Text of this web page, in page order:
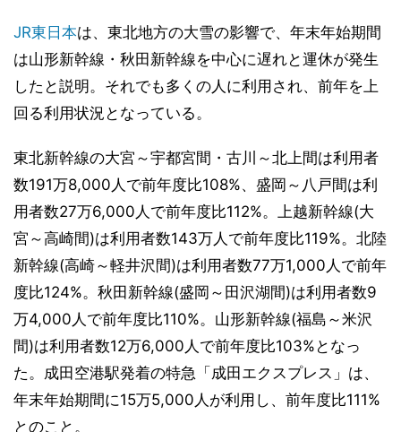
JR東日本は、東北地方の大雪の影響で、年末年始期間
は山形新幹線・秋田新幹線を中心に遅れと運休が発生
したと説明。それでも多くの人に利用され、前年を上
回る利用状況となっている。
東北新幹線の大宮～宇都宮間・古川～北上間は利用者
数191万8,000人で前年度比108%、盛岡～八戸間は利
用者数27万6,000人で前年度比112%。上越新幹線(大
宮～高崎間)は利用者数143万人で前年度比119%。北陸
新幹線(高崎～軽井沢間)は利用者数77万1,000人で前年
度比124%。秋田新幹線(盛岡～田沢湖間)は利用者数9
万4,000人で前年度比110%。山形新幹線(福島～米沢
間)は利用者数12万6,000人で前年度比103%となっ
た。成田空港駅発着の特急「成田エクスプレス」は、
年末年始期間に15万5,000人が利用し、前年度比111%
とのこと。